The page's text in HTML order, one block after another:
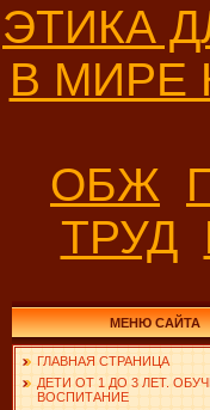
ЭТИКА
В МИРЕ
ОБЖ
ТРУД
МЕНЮ САЙТА
ГЛАВНАЯ СТРАНИЦА
ДЕТИ ОТ 1 ДО 3 ЛЕТ.
ВОСПИТАНИЕ